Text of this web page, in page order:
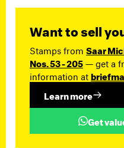
Want to sell
Stamps from Saar
Nos. 53 - 205— get a
information at
Learn more
Get